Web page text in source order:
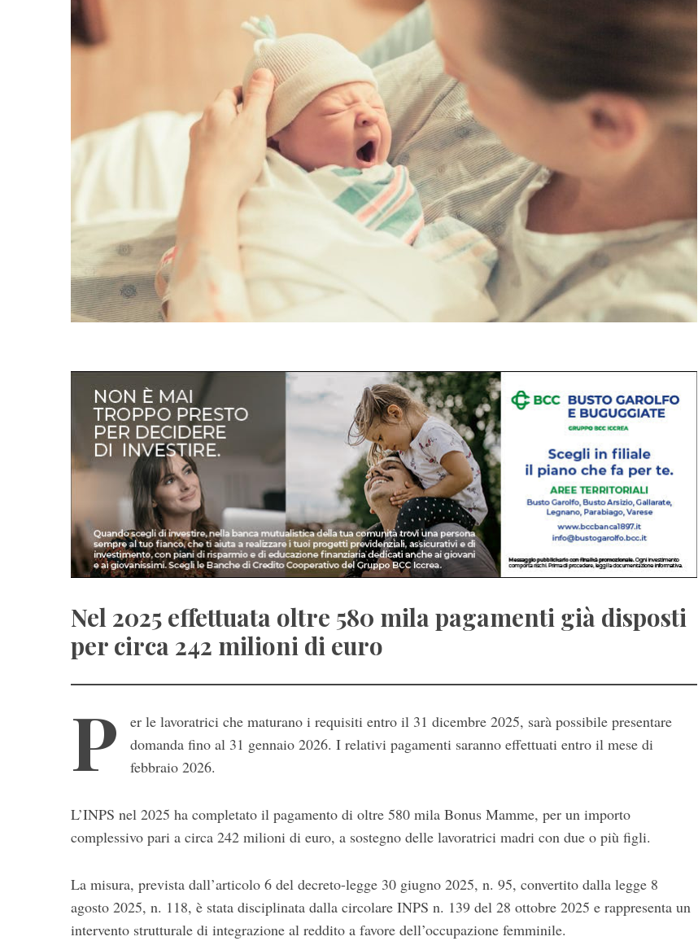
Nel 2025 effettuata oltre 580 mila pagamenti già disposti
per circa 242 milioni di euro
P
er le lavoratrici che maturano i requisiti entro il 31 dicembre 2025, sarà possibile presentare
domanda fino al 31 gennaio 2026. I relativi pagamenti saranno effettuati entro il mese di
febbraio 2026.
L’INPS nel 2025 ha completato il pagamento di oltre 580 mila Bonus Mamme, per un importo
complessivo pari a circa 242 milioni di euro, a sostegno delle lavoratrici madri con due o più figli.
La misura, prevista dall’articolo 6 del decreto-legge 30 giugno 2025, n. 95, convertito dalla legge 8
agosto 2025, n. 118, è stata disciplinata dalla circolare INPS n. 139 del 28 ottobre 2025 e rappresenta un
intervento strutturale di integrazione al reddito a favore dell’occupazione femminile.
S
e
a